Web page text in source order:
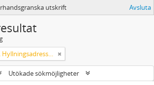
utskrift Avsluta
Agnes Hammarskjöld. Hyllningsadresser på 60-årsdagen
Utökade sökmöjligheter